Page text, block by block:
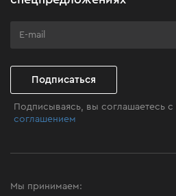
Клуб мастерства
Подписаться
Подписываясь, вы соглашаетесь с
соглашением
Мы принимаем: